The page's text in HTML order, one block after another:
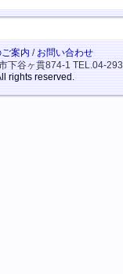
案内/お問い合わせ
下谷ヶ貫874-1TEL.04-
rights reserved.